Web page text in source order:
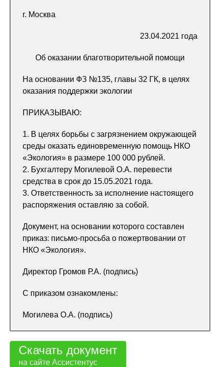
г. Москва
23.04.2021 года
Об оказании благотворительной помощи
На основании ФЗ №135, главы 32 ГК, в целях
оказания поддержки экологии
ПРИКАЗЫВАЮ:
1. В целях борьбы с загрязнением окружающей
среды оказать единовременную помощь НКО
«Экология» в размере 100 000 рублей.
2. Бухгалтеру Могилевой О.А. перевести
средства в срок до 15.05.2021 года.
3. Ответственность за исполнение настоящего
распоряжения оставляю за собой.
Документ, на основании которого составлен
приказ: письмо-просьба о пожертвовании от
НКО «Экология».
Директор Громов Р.А. (подпись)
С приказом ознакомлены:
Могилева О.А. (подпись)
Скачать документ
на сайте Ассистентус